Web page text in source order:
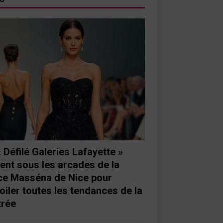
Défilé Galeries Lafayette »
sous les arcades de la
Masséna de Nice pour
toutes les tendances de la